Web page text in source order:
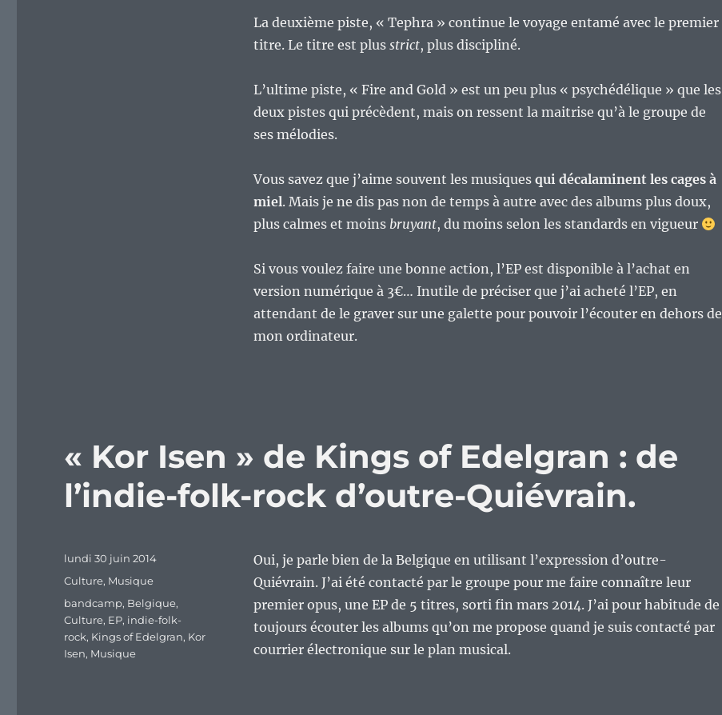
La deuxième piste, « Tephra » continue le voyage entamé avec le premier
titre. Le titre est plus strict, plus discipliné.
L’ultime piste, « Fire and Gold » est un peu plus « psychédélique » que les
deux pistes qui précèdent, mais on ressent la maitrise qu’à le groupe de
ses mélodies.
Vous savez que j’aime souvent les musiques qui décalaminent les cages à
miel. Mais je ne dis pas non de temps à autre avec des albums plus doux,
plus calmes et moins bruyant, du moins selon les standards en vigueur
Si vous voulez faire une bonne action, l’EP est disponible à l’achat en
version numérique à 3€… Inutile de préciser que j’ai acheté l’EP, en
attendant de le graver sur une galette pour pouvoir l’écouter en dehors de
mon ordinateur.
« Kor Isen » de Kings of Edelgran : de
l’indie-folk-rock d’outre-Quiévrain.
Oui, je parle bien de la Belgique en utilisant l’expression d’outre-
Quiévrain. J’ai été contacté par le groupe pour me faire connaître leur
premier opus, une EP de 5 titres, sorti fin mars 2014. J’ai pour habitude de
toujours écouter les albums qu’on me propose quand je suis contacté par
courrier électronique sur le plan musical.
Publié
lundi 30 juin 2014
Catégories
Culture, Musique
Étiquettes
bandcamp, Belgique,
Culture, EP, indie-folk-
rock, Kings of Edelgran, Kor
Isen, Musique